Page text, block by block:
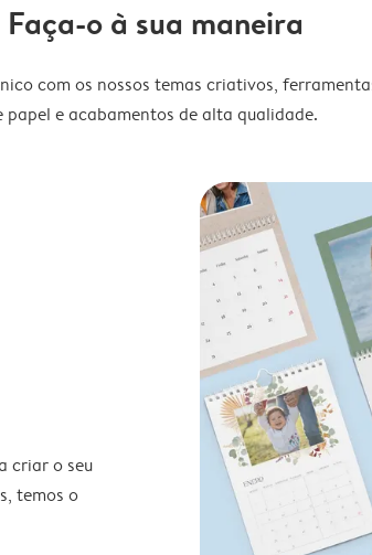
Faça-o à sua maneira
com os nossos temas criativos,
papel e acabamentos de alta qualidade.
criar o seu
temos o